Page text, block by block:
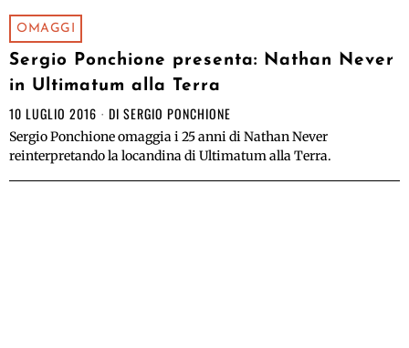
OMAGGI
Sergio Ponchione presenta: Nathan Never
in Ultimatum alla Terra
10 LUGLIO 2016 DI SERGIO PONCHIONE
Sergio Ponchione omaggia i 25 anni di Nathan Never
reinterpretando la locandina di Ultimatum alla Terra.